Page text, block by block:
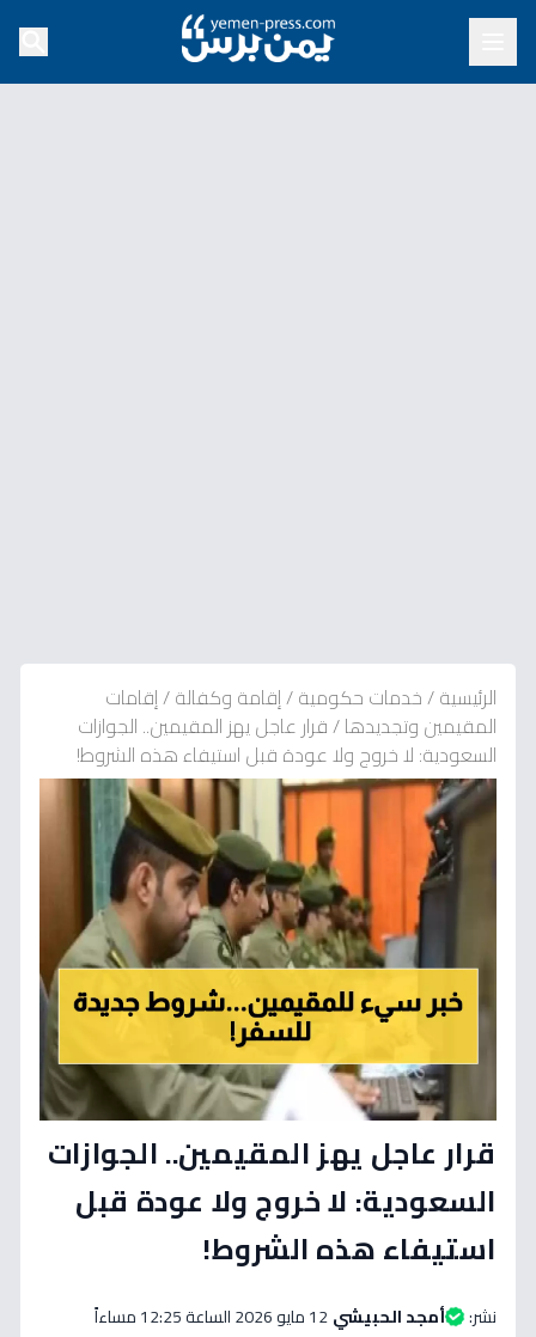
الرئيسية/خدمات حكومية/إقامة وكفالة/إقامات
المقيمين وتجديدها/قرار عاجل يهز المقيمين.. الجوازات
السعودية: لا خروج ولا عودة قبل استيفاء هذه الشروط!
قرار عاجل يهز المقيمين.. الجوازات
السعودية: لا خروج ولا عودة قبل
استيفاء هذه الشروط!
نشر: أمجد الحبيشي12 مايو 2026 الساعة 12:25 مساءاً